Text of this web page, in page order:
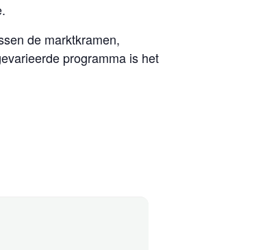
de marktkramen,
programma is het